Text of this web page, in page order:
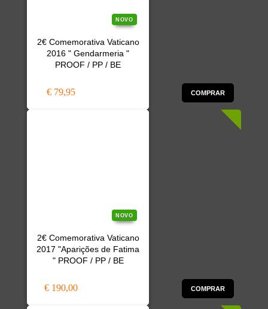
NOVO
2€ Comemorativa Vaticano
2016 " Gendarmeria "
PROOF / PP / BE
€ 79,95 COMPRAR
NOVO
2€ Comemorativa Vaticano
2017 "Aparições de Fatima
" PROOF / PP / BE
€ 190,00 COMPRAR